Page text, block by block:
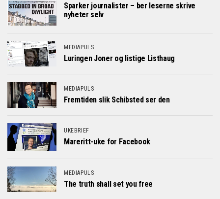
Sparker journalister – ber leserne skrive
nyheter selv
MEDIAPULS
Luringen Joner og listige Listhaug
MEDIAPULS
Fremtiden slik Schibsted ser den
UKEBRIEF
Mareritt-uke for Facebook
MEDIAPULS
The truth shall set you free